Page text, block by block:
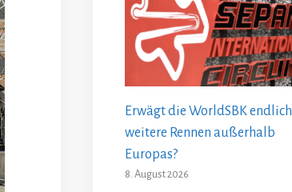
Erwägt die WorldSBK endlich
weitere Rennen außerhalb
Europas?
8. August 2026